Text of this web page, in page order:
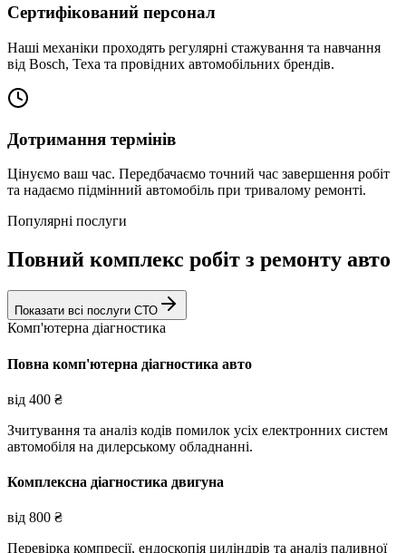
Сертифікований персонал
Наші механіки проходять регулярні стажування та навчання
від Bosch, Texa та провідних автомобільних брендів.
Дотримання термінів
Цінуємо ваш час. Передбачаємо точний час завершення робіт
та надаємо підмінний автомобіль при тривалому ремонті.
Популярні послуги
Повний комплекс робіт з ремонту авто
Показати всі послуги СТО
Комп'ютерна діагностика
Повна комп'ютерна діагностика авто
від 400 ₴
Зчитування та аналіз кодів помилок усіх електронних систем
автомобіля на дилерському обладнанні.
Комплексна діагностика двигуна
від 800 ₴
Перевірка компресії, ендоскопія циліндрів та аналіз паливної